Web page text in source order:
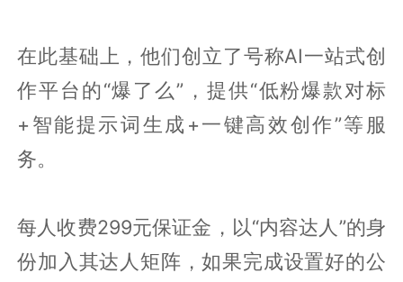
在此基础上，他们创立了号称AI一站式创
作平台的“爆了么”，提供“低粉爆款对标
+智能提示词生成+一键高效创作”等服
务。
每人收费299元保证金，以“内容达人”的身
份加入其达人矩阵，如果完成设置好的公